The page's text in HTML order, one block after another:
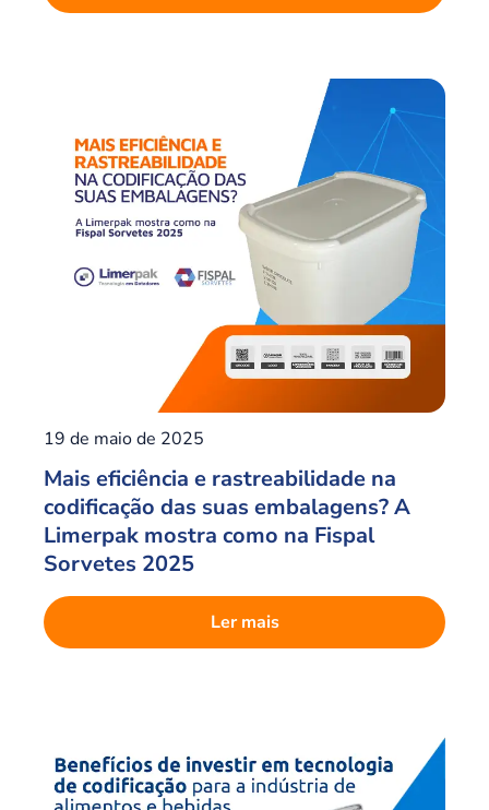
19 de maio de 2025
Mais eficiência e rastreabilidade na
codificação das suas embalagens? A
Limerpak mostra como na Fispal
Sorvetes 2025
Ler mais